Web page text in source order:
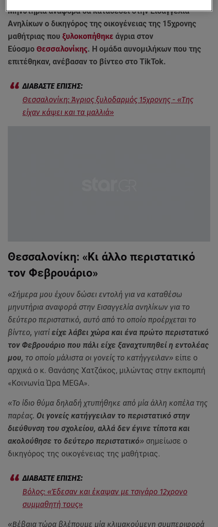
Μηνυτήρια αναφορά θα καταθέσει στην Eισαγγελία
Aνηλίκων ο δικηγόρος της οικογένειας της 15χρονης
μαθήτριας που ξυλοκοπήθηκε άγρια στον
Εύοσμο Θεσσαλονίκης. Η ομάδα αυνομιλήκων που της
επιτέθηκαν, ανέβασαν το βίντεο στο TikTok.
Θεσσαλονίκη: Άγριος ξυλοδαρμός 15χρονης - «Της
είχαν κάψει και τα μαλλιά»
Θεσσαλονίκη: «Κι άλλο περιστατικό
τον Φεβρουάριο»
«Σήμερα μου έχουν δώσει εντολή για να καταθέσω
μηνυτήρια αναφορά στην Eισαγγελία aνηλίκων για το
δεύτερο περιστατικό, αυτό από το οποίο προέρχεται το
βίντεο, γιατί είχε λάβει χώρα και ένα πρώτο περιστατικό
τον Φεβρουάριο που πάλι είχε ξαναχτυπηθεί η εντολέας
μου, το οποίο μάλιστα οι γονείς το κατήγγειλαν» είπε ο
αρχικά ο κ. Θανάσης Χατζάκος, μιλώντας στην εκπομπή
«Κοινωνία Ώρα MEGA».
«Το ίδιο θύμα δηλαδή χτυπήθηκε από μία άλλη κοπέλα της
παρέας. Οι γονείς κατήγγειλαν το περιστατικό στην
διεύθυνση του σχολείου, αλλά δεν έγινε τίποτα και
ακολούθησε το δεύτερο περιστατικό» σημείωσε ο
δικηγόρος της οικογένειας της μαθήτριας.
Βόλος: «Έδεσαν και έκαψαν με τσιγάρο 12χρονο
συμμαθητή τους»
«Βέβαια τώρα βλέπουμε μία κλιμακούμενη συμπεριφορά